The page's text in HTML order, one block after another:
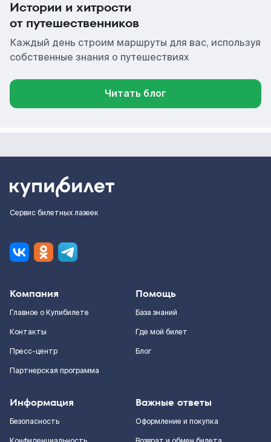
Истории и хитрости
от путешественников
Каждый день строим маршруты для вас, используя
собственные знания о путешествиях
Читать блог
Сервис билетных лазеек
Компания
Главное о Купибилете
Контакты
Пресс-центр
Партнерская программа
Помощь
База знаний
Где мой билет
Блог
Информация
Безопасность
Важные ответы
Оформление и покупка